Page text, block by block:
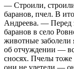
— Строили,
баранов, пчел. В
Андреева. — Перед
баранов в село
животные заболели
об отчуждении —
сносях. Пчелы
они не улетели —